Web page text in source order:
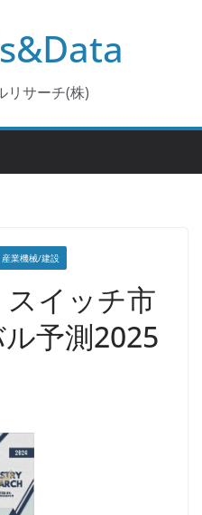
リサーチ(株)
産業機械/建設
イッチ市
予測2025